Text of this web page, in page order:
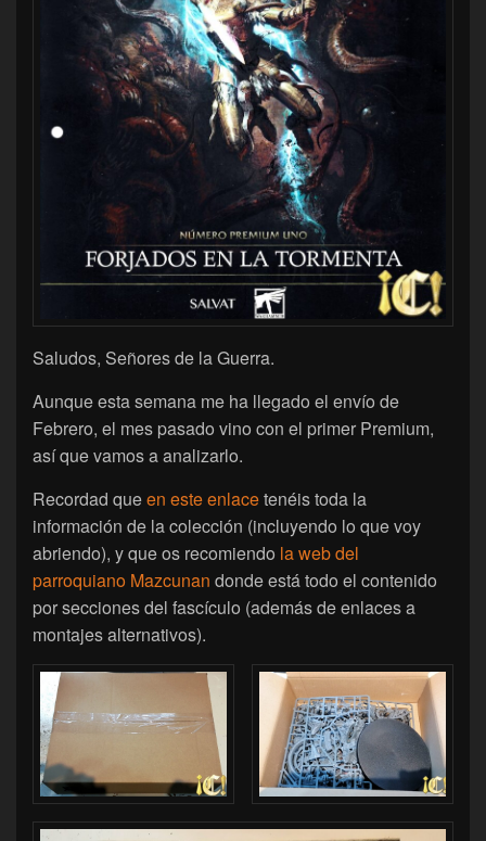
Saludos, Señores de la Guerra.
Aunque esta semana me ha llegado el envío de
Febrero, el mes pasado vino con el primer Premium,
así que vamos a analizarlo.
Recordad queen este enlacetenéis toda la
información de la colección (incluyendo lo que voy
abriendo), y que os recomiendo la web del
parroquiano Mazcunan donde está todo el contenido
por secciones del fascículo (además de enlaces a
montajes alternativos).